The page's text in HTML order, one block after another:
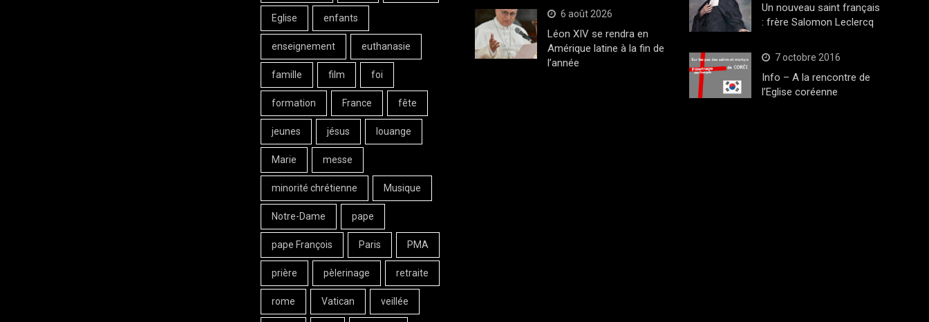
Eglise enfants
enseignement euthanasie
famille film foi
formation France fête
jeunes jésus louange
Marie messe
minorité chrétienne Musique
Notre-Dame pape
pape François Paris PMA
prière pèlerinage retraite
rome Vatican veillée
6 août 2026
Léon XIV se rendra en
Amérique latine à la fin de
l’année
Un nouveau saint français
: frère Salomon Leclercq
7 octobre 2016
Info – A la rencontre de
l’Eglise coréenne